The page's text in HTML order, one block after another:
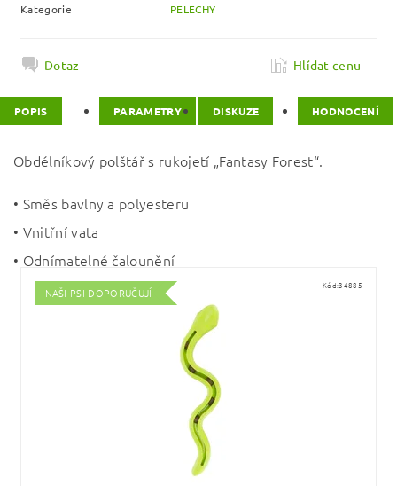
Kategorie PELECHY
Dotaz Hlídat cenu
POPIS PARAMETRY DISKUZE HODNOCENÍ
Obdélníkový polštář s rukojetí „Fantasy Forest“.
• Směs bavlny a polyesteru
• Vnitřní vata
• Odnímatelné čalounění
NAŠI PSI DOPORUČUJÍ
Kód:34885